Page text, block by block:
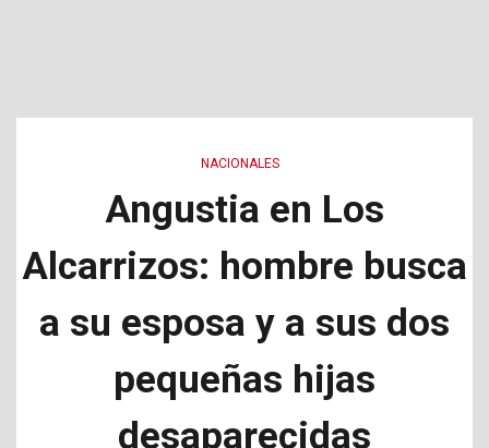
NACIONALES
Angustia en Los
Alcarrizos: hombre busca
a su esposa y a sus dos
pequeñas hijas
desaparecidas